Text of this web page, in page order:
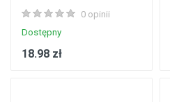
0 opinii
Dostępny
18.98 zł